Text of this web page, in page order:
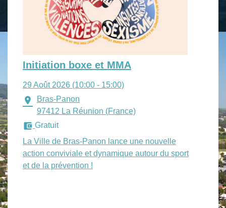
Initiation boxe et MMA
29 Août 2026 (10:00 - 15:00)
location_on
Bras-Panon
97412 La Réunion (France)
account_balance_wallet Gratuit
La Ville de Bras-Panon lance une nouvelle
action conviviale et dynamique autour du sport
et de la prévention !